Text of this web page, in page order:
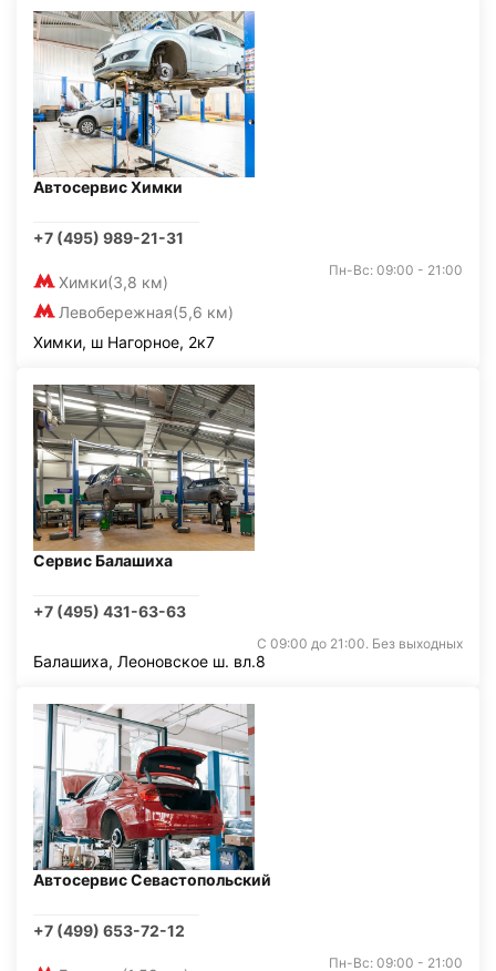
Автосервис Химки
+7 (495) 989-21-31
Химки(3,8 км)
Левобережная(5,6 км)
Пн-Вс: 09:00 - 21:00
Химки, ш Нагорное, 2к7
Сервис Балашиха
+7 (495) 431-63-63
С 09:00 до 21:00. Без выходных
Балашиха, Леоновское ш. вл.8
Автосервис Севастопольский
+7 (499) 653-72-12
Пн-Вс: 09:00 - 21:00